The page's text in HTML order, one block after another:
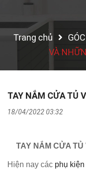
Trang chủ
VÀ
TAY NẮM CỬA TỦ
18/04/2022 03:32
TAY NẮM CỬA
Hiện nay các phụ